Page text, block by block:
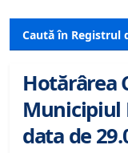
Caută în Registrul
Hotărârea
Municipiul
data de